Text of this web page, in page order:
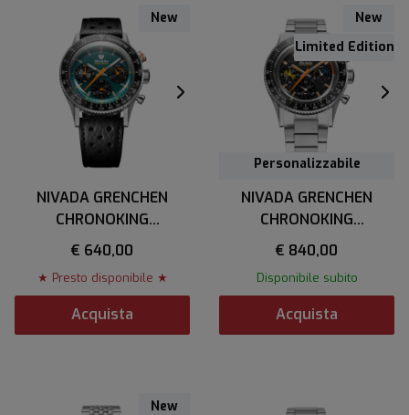
New
NIVADA GRENCHEN
CHRONOKING
MECAQUARTZ RACING
GREEN
€ 640,00
★ Presto disponibile ★
Acquista
New
Personalizzabile
Limited Edition
NIVADA GRENCHEN
CHRONOKING
MECAQUARTZ RACING
CARBON
€ 840,00
Disponibile subito
Acquista
New